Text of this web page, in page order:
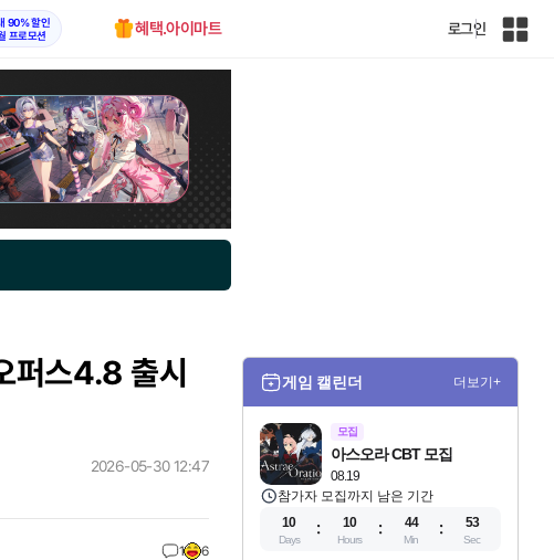
90% 할인
프로모션
혜택.아이마트 로그인
인
퍼스4.8 출시
1 6
2026-05-30 12:47
게임 캘린더 더보기+
모집
08.19
아스오라 CBT 모집
참가자 모집까지 남은 기간
10
Days
10
Hours
44
Min
52
Sec